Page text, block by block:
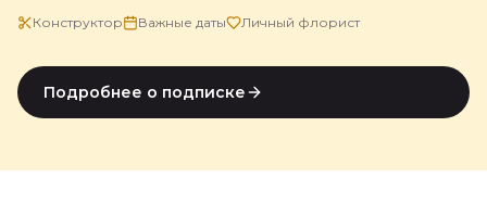
Конструктор Важные даты Личный флорист
Подробнее о подписке